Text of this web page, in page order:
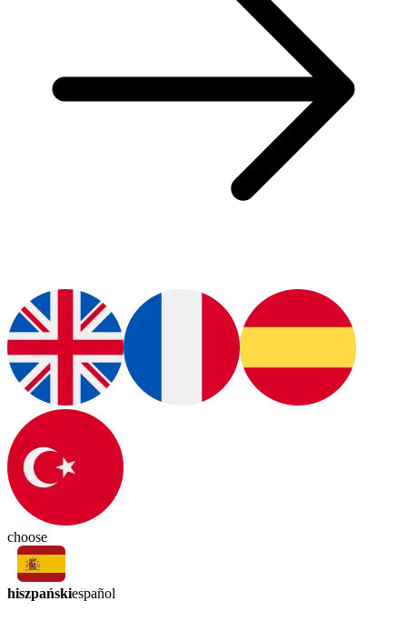
choose
hiszpańskiespañol